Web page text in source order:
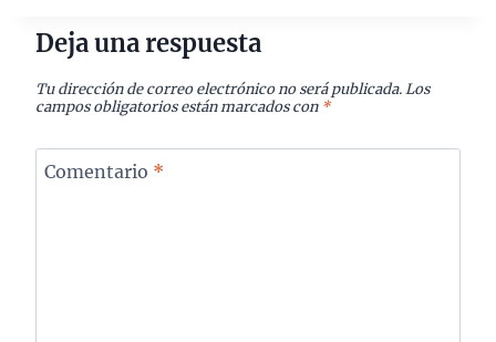
Deja una respuesta
Tu dirección de correo electrónico no será publicada. Los
campos obligatorios están marcados con *
Comentario *